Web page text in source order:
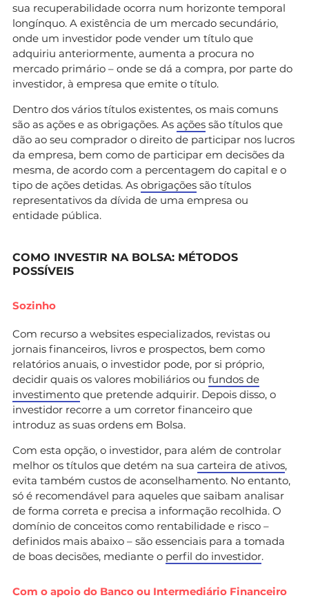
sua recuperabilidade ocorra num horizonte temporal
longínquo. A existência de um mercado secundário,
onde um investidor pode vender um título que
adquiriu anteriormente, aumenta a procura no
mercado primário – onde se dá a compra, por parte do
investidor, à empresa que emite o título.
Dentro dos vários títulos existentes, os mais comuns
são as ações e as obrigações. As ações são títulos que
dão ao seu comprador o direito de participar nos lucros
da empresa, bem como de participar em decisões da
mesma, de acordo com a percentagem do capital e o
tipo de ações detidas. As obrigações são títulos
representativos da dívida de uma empresa ou
entidade pública.
COMO INVESTIR NA BOLSA: MÉTODOS
POSSÍVEIS
Sozinho
Com recurso a websites especializados, revistas ou
jornais financeiros, livros e prospectos, bem como
relatórios anuais, o investidor pode, por si próprio,
decidir quais os valores mobiliários ou fundos de
investimento que pretende adquirir. Depois disso, o
investidor recorre a um corretor financeiro que
introduz as suas ordens em Bolsa.
Com esta opção, o investidor, para além de controlar
melhor os títulos que detém na sua carteira de ativos,
evita também custos de aconselhamento. No entanto,
só é recomendável para aqueles que saibam analisar
de forma correta e precisa a informação recolhida. O
domínio de conceitos como rentabilidade e risco –
definidos mais abaixo – são essenciais para a tomada
de boas decisões, mediante o perfil do investidor.
Com o apoio do Banco ou Intermediário Financeiro